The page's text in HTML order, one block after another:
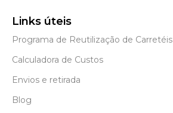
Links úteis
Programa de Reutilização de Carretéis
Calculadora de Custos
Envios e retirada
Blog